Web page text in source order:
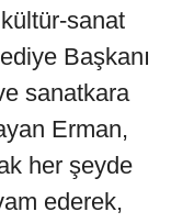
sanat
Başkanı
sanatkara
Erman,
her şeyde
ederek,